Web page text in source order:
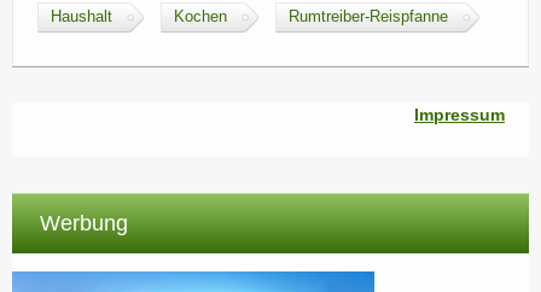
Haushalt Kochen Rumtreiber-Reispfanne
Impressum
Werbung